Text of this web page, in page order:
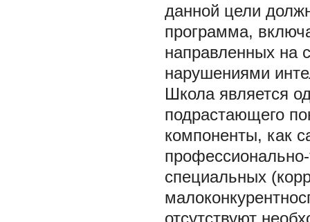
данной цели
программа,
направленных на
нарушениями
Школа является
подрастающего
компоненты, как
специальных
отсутствуют